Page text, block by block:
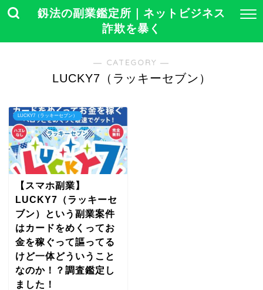
釼法の副業鑑定所｜ネットビジネス
詐欺を暴く
― CATEGORY ―
LUCKY7（ラッキーセブン）
LUCKY7（ラッキーセブン）
【スマホ副業】
LUCKY7（ラッキーセ
ブン）という副業案件
はカードをめくってお
金を稼ぐって謳ってる
けど一体どういうこと
なのか！？調査鑑定し
ました！